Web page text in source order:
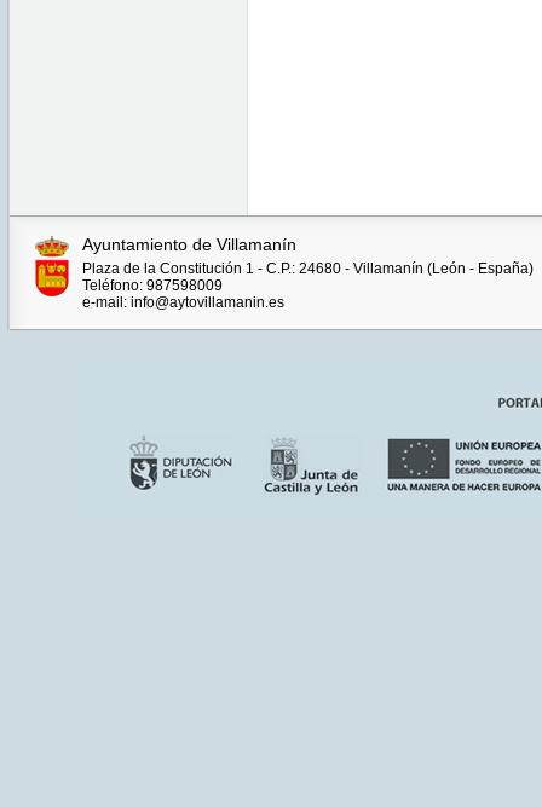
Ayuntamiento de Villamanín
Plaza de la Constitución 1 - C.P.: 24680 - Villamanín (León - España)
Teléfono: 987598009
e-mail: info@aytovillamanin.es